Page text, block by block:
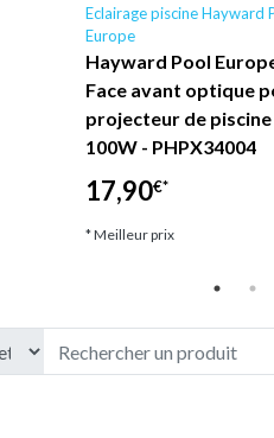
Eclairage piscine Hayward
Europe
Hayward Pool
Face avant optique
projecteur de piscine
100W - PHPX34004
17,90€*
* Meilleur prix